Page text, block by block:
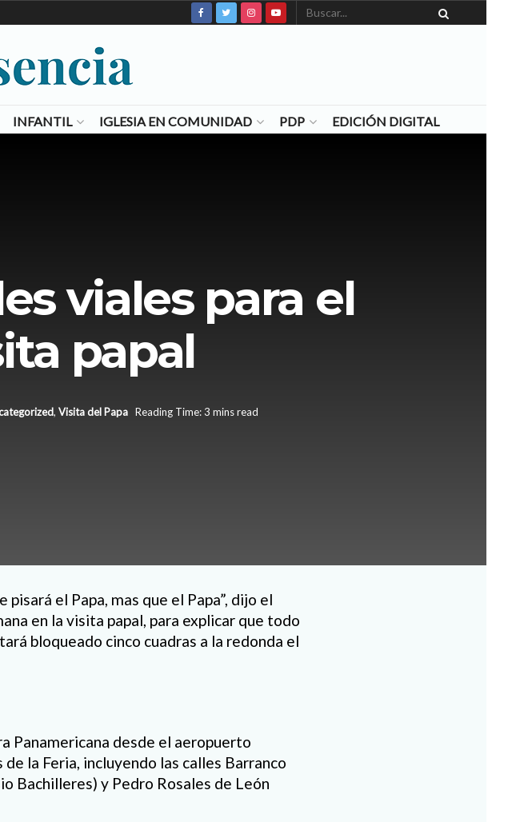
INFANTIL IGLESIA EN COMUNIDAD PDP EDICIÓN DIGITAL
viales para el
papal
, Visita del Papa Reading Time: 3 mins read
el Papa, mas que el Papa”, dijo el
en la visita papal, para explicar que todo
bloqueado cinco cuadras a la redonda el
Panamericana desde el aeropuerto
la Feria, incluyendo las calles Barranco
Bachilleres) y Pedro Rosales de León